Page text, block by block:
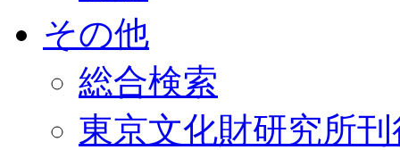
その他
総合検索
東京文化財研究所